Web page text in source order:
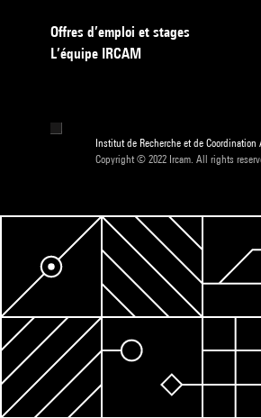
Offres d’emploi et stages
L’équipe IRCAM
Institut de Recherche et de
Copyright © 2022 Ircam. All rights